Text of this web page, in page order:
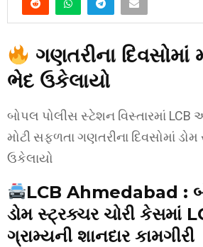
ગણતરીના દિવસોમાં
ભેદ ઉકેલાયો
બોપલ પોલીસ સ્ટેશન વિસ્તારમાં LCB
મોટી સફળતા ગણતરીના દિવસોમાં
ઉકેલાયો
LCB Ahmedabad :
ડોમ સ્ટ્રક્ચર ચોરી કેસમાં
ગ્રામ્યની શાનદાર કામગીરી